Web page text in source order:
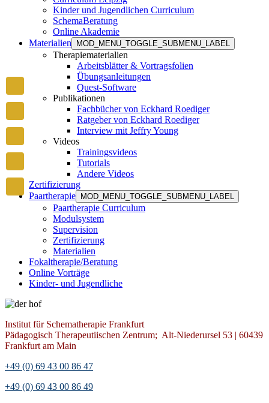
Kinder und Jugendlichen Curriculum
SchemaBeratung
Online Akademie
Materialien
MOD_MENU_TOGGLE_SUBMENU_LABEL
Therapiematerialien
Arbeitsblätter & Vortragsfolien
Übungsanleitungen
Quest-Software
Publikationen
Fachbücher von Eckhard Roediger
Ratgeber von Eckhard Roediger
Interview mit Jeffry Young
Videos
Trainingsvideos
Tutorials
Andere Videos
Zertifizierung
Paartherapie
MOD_MENU_TOGGLE_SUBMENU_LABEL
Paartherapie Curriculum
Modulsystem
Supervision
Zertifizierung
Materialien
Fokaltherapie/Beratung
Online Vorträge
Kinder- und Jugendliche
Institut für Schematherapie Frankfurt
Pädagogisch Therapeutiischen Zentrum; Alt-Niederursel 53 | 60439
Frankfurt am Main
+49 (0) 69 43 00 86 47
+49 (0) 69 43 00 86 49